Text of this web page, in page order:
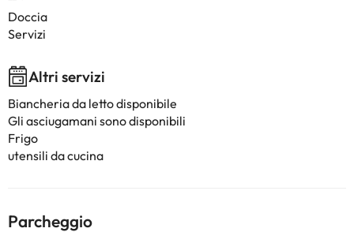
Doccia
Servizi
Altri servizi
Biancheria da letto disponibile
Gli asciugamani sono disponibili
Frigo
utensili da cucina
Parcheggio